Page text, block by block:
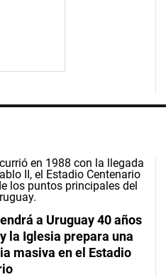
a Uruguay 40 años
la Iglesia prepara una
masiva en el Estadio